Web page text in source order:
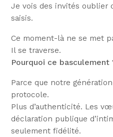
Je vois des invités oublier
saisis.
Ce moment-là ne se met
Il se traverse.
Pourquoi ce basculement
Parce que notre
protocole.
Plus d’authenticité. Les
déclaration publique
seulement fidélité.